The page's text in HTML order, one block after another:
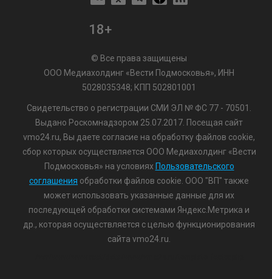
18+
© Все права защищены
ООО Медиахолдинг «Вести Подмосковья», ИНН
5028035348; КПП 502801001
Свидетельство о регистрации СМИ ЭЛ № ФС 77 - 70501.
Выдано Роскомнадзором 25.07.2017. Посещая сайт
vmo24.ru, Вы даете согласие на обработку файлов cookie,
сбор которых осуществляется ООО Медиахолдинг «Вести
Подмосковья» на условиях Пользовательского
соглашения обработки файлов cookie. ООО "ВП" также
может использовать указанные данные для их
последующей обработки системами Яндекс.Метрика и
др., которая осуществляется с целью функционирования
сайта vmo24.ru.